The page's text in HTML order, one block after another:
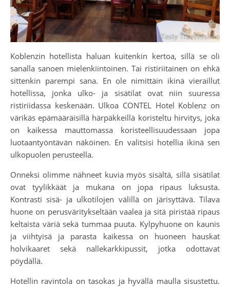
Koblenzin hotellista haluan kuitenkin kertoa, sillä se oli
sanalla sanoen mielenkiintoinen. Tai ristiriitainen on ehkä
sittenkin parempi sana. En ole nimittäin ikinä vieraillut
hotellissa, jonka ulko- ja sisätilat ovat niin suuressa
ristiriidassa keskenään. Ulkoa CONTEL Hotel Koblenz on
värikäs epämääräisillä härpäkkeillä koristeltu hirvitys, joka
on kaikessa mauttomassa koristeellisuudessaan jopa
luotaantyöntävän näköinen. En valitsisi hotellia ikinä sen
ulkopuolen perusteella.
Onneksi olimme nähneet kuvia myös sisältä, sillä sisätilat
ovat tyylikkäät ja mukana on jopa ripaus luksusta.
Kontrasti sisä- ja ulkotilojen välillä on järisyttävä. Tilava
huone on perusväritykseltään vaalea ja sitä piristää ripaus
keltaista väriä sekä tummaa puuta. Kylpyhuone on kaunis
ja viihtyisä ja parasta kaikessa on huoneen hauskat
holvikaaret sekä nallekarkkipussit, jotka odottavat
pöydällä.
Hotellin ravintola on tasokas ja hyvällä maulla sisustettu.